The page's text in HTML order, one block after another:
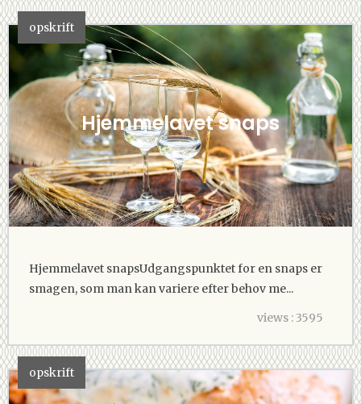
opskrift
Hjemmelavet snaps
Hjemmelavet snapsUdgangspunktet for en snaps er
smagen, som man kan variere efter behov me...
views : 3595
opskrift